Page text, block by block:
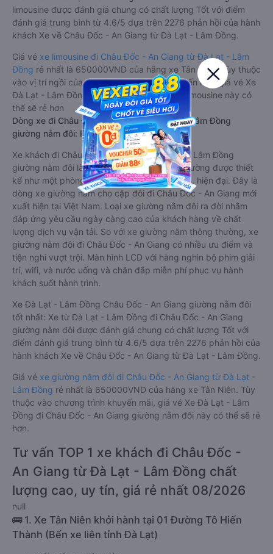
limousine được đánh giá chung có chất lượng Tốt với điểm
đánh giá trung bình từ 4.6/5 dựa trên 2276 phản hồi của hành
khách Xe về Châu Đốc - An Giang từ Đà Lạt - Lâm Đồng.
Giá vé xe limousine đi Châu Đốc - An Giang từ Đà Lạt - Lâm
Đồng rẻ nhất là 650000VND của hãng xe Tân Niên. Tùy thuộc
vào vị trí ngồi của bạn và chương trình khuyến mãi, giá vé Xe
Đà Lạt - Lâm Đồng đi Châu Đốc - An Giang limousine này có
thể sẽ rẻ hơn
Dòng xe đi Châu Đốc - An Giang từ Đà Lạt - Lâm Đồng
giường nằm đôi: Riêng tư, đầy đủ tiện nghi
Xe khách đi Châu Đốc - An Giang từ Đà Lạt - Lâm Đồng
giường nằm đôi là loại xe đặc biệt. Với mỗi giường được thiết
kế như một phòng ngủ khách sạn sang trọng, hiện đại. Đây là
dòng xe giường nằm cho cặp đôi đi Châu Đốc - An Giang mới
xuất hiện tại Việt Nam. Loại xe giường nằm đôi ra đời nhằm
đáp ứng yêu cầu ngày càng cao của khách hàng về chất
lượng dịch vụ vận tải. So với xe giường nằm thông thường, xe
giường nằm đôi đi Châu Đốc - An Giang có nhiều ưu điểm và
tiện nghi vượt trội. Màn hình LCD với hàng nghìn bộ phim giải
trí, wifi, và nước uống và chăn đắp miễn phí phục vụ hành
khách suốt hành trình.
Xe Đà Lạt - Lâm Đồng Châu Đốc - An Giang giường nằm đôi
tốt nhất: Xe từ Đà Lạt - Lâm Đồng đi Châu Đốc - An Giang
giường nằm đôi được đánh giá chung có chất lượng Tốt với
điểm đánh giá trung bình từ 4.6/5 dựa trên 2276 phản hồi của
hành khách Xe về Châu Đốc - An Giang từ Đà Lạt - Lâm Đồng.
Giá vé xe giường nằm đôi đi Châu Đốc - An Giang từ Đà Lạt -
Lâm Đồng rẻ nhất là 650000VND của hãng xe Tân Niên. Tùy
thuộc vào chương trình khuyến mãi, giá vé Xe Đà Lạt - Lâm
Đồng đi Châu Đốc - An Giang giường nằm đôi này có thể sẽ rẻ
hơn.
Tư vấn TOP 1 xe khách đi Châu Đốc -
An Giang từ Đà Lạt - Lâm Đồng chất
lượng cao, uy tín, giá rẻ nhất 08/2026
null
🚌 1. Xe Tân Niên khởi hành tại 01 Đường Tô Hiến
Thành (Bến xe liên tỉnh Đà Lạt)